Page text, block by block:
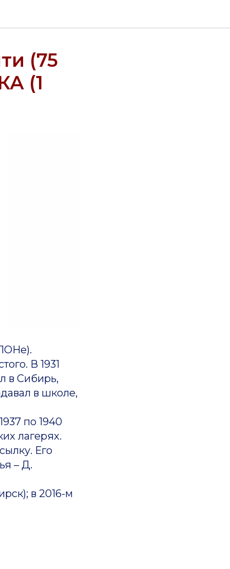
(75
(1
В 1931
в Сибирь,
в школе,
по 1940
лагерях.
Его
– Д.
в 2016-м